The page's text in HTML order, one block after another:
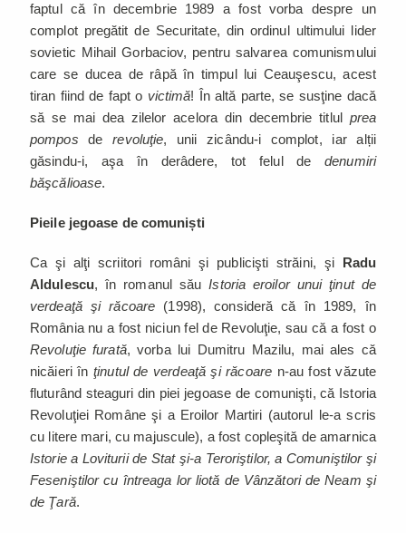
faptul că în decembrie 1989 a fost vorba despre un
complot pregătit de Securitate, din ordinul ultimului lider
sovietic Mihail Gorbaciov, pentru salvarea comunismului
care se ducea de râpă în timpul lui Ceauşescu, acest
tiran fiind de fapt o victimă! În altă parte, se susţine dacă
să se mai dea zilelor acelora din decembrie titlul prea
pompos derevoluţie, unii zicându-i complot, iar alții
găsindu-i, aşa în derâdere, tot felul dedenumiri
băşcălioase.
Pieile jegoase de comuniști
Ca şi alţi scriitori români şi publicişti străini, şi Radu
Aldulescu, în romanul săuIstoria eroilor unui ţinut de
verdeaţă şi răcoare (1998), consideră că în 1989, în
România nu a fost niciun fel de Revoluţie, sau că a fost o
Revoluţie furată, vorba lui Dumitru Mazilu, mai ales că
nicăieri înţinutul de verdeaţă şi răcoaren-au fost văzute
fluturând steaguri din piei jegoase de comunişti, că Istoria
Revoluţiei Române şi a Eroilor Martiri (autorul le-a scris
cu litere mari, cu majuscule), a fost copleşită de amarnica
Istorie a Loviturii de Stat şi-a Teroriştilor, a Comuniştilor şi
Feseniştilor cu întreaga lor liotă de Vânzători de Neam şi
de Ţară.